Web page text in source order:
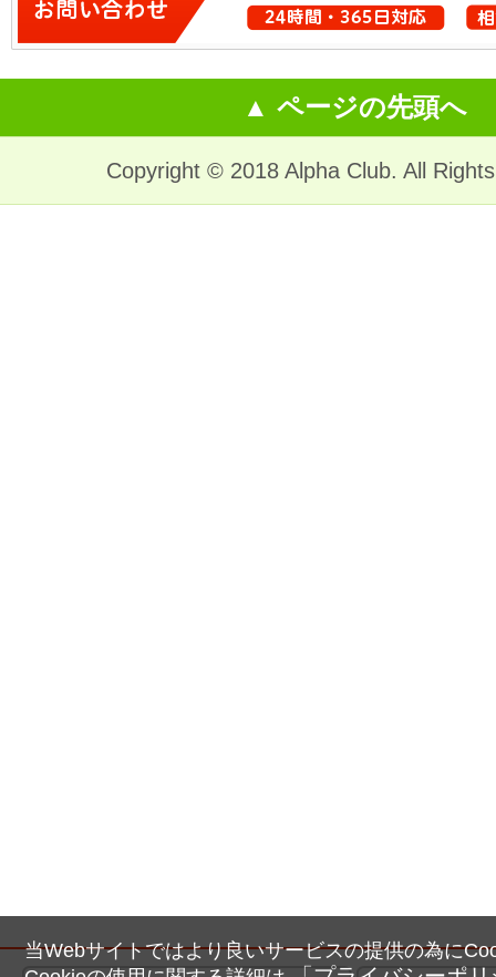
当Webサイトではより良いサービスの提供の為に
▲ ページの先頭へ
Copyright © 2018 Alpha Club. All